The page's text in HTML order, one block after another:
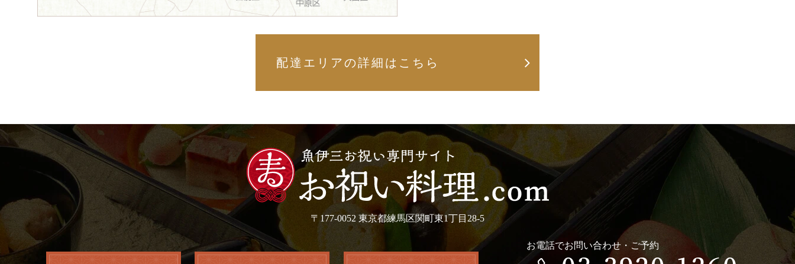
配達エリアの詳細はこちら
〒177-0052 東京都練馬区関町東1丁目28-5
お電話でお問い合わせ・ご予約